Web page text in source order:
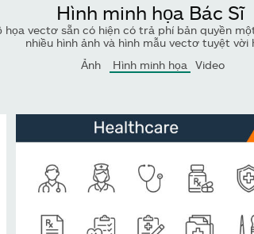
Hình minh họa Bác Sĩ
họa vectơ sẵn có hiện có trả phí bản quyền
nhiều hình ảnh và hình mẫu vectơ tuyệt vời
Ảnh
Hình minh họa Video